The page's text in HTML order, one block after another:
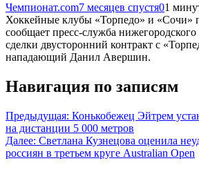
Чемпионат.com7 месяцев спустя01
Хоккейные клубы «Торпедо» и «Сочи»
сообщает пресс-служба нижегородского
сделки двусторонний контракт с
нападающий Данил Авершин.
Навигация по записям
Предыдущая: Конькобежец Эйтрем
на дистанции 5 000 метров
Далее: Светлана Кузнецова оценила
россиян в третьем круге Australian Open